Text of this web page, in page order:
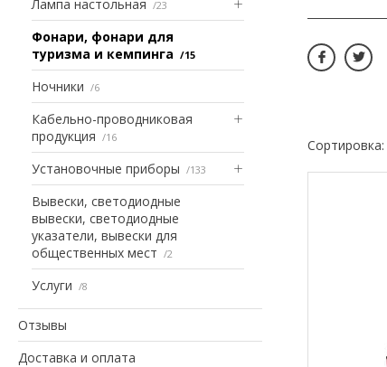
Лампа настольная 23
Фонари, фонари для
туризма и кемпинга
15
Ночники 6
Кабельно-проводниковая
продукция
16
Установочные приборы 133
Вывески, светодиодные
вывески, светодиодные
указатели, вывески для
общественных мест
2
Услуги 8
Отзывы
Доставка и оплата